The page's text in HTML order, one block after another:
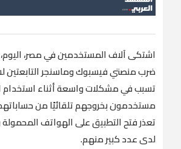
اشتكى آلاف المستخدمين في مصر،
ضرب منصتي فيسبوك وماسنجر التابعتين
تسبب في مشكلات واسعة أثناء استخدام
مستخدمون بخروجهم تلقائيًا من
تعذر فتح التطبيق على الهواتف المحمولة
لدى عدد كبير منهم.